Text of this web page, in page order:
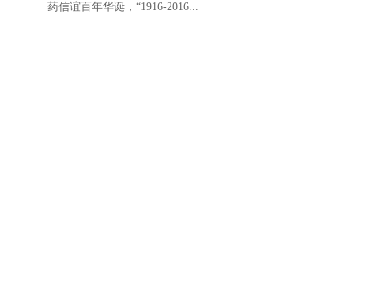
药信谊百年华诞，“1916-2016...